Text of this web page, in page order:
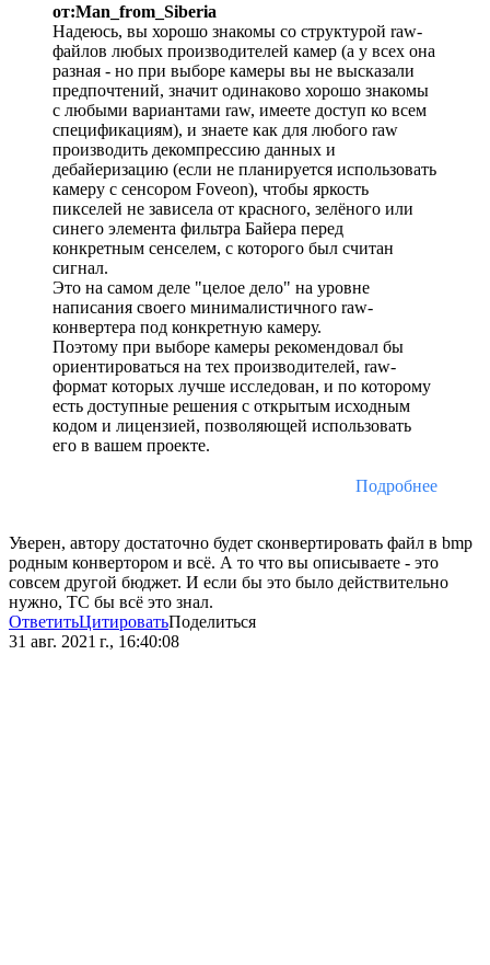
от:Man_from_Siberia
Надеюсь, вы хорошо знакомы со структурой raw-
файлов любых производителей камер (а у всех она
разная - но при выборе камеры вы не высказали
предпочтений, значит одинаково хорошо знакомы
с любыми вариантами raw, имеете доступ ко всем
спецификациям), и знаете как для любого raw
производить декомпрессию данных и
дебайеризацию (если не планируется использовать
камеру с сенсором Foveon), чтобы яркость
пикселей не зависела от красного, зелёного или
синего элемента фильтра Байера перед
конкретным сенселем, с которого был считан
сигнал.
Это на самом деле "целое дело" на уровне
написания своего минималистичного raw-
конвертера под конкретную камеру.
Поэтому при выборе камеры рекомендовал бы
ориентироваться на тех производителей, raw-
формат которых лучше исследован, и по которому
есть доступные решения с открытым исходным
кодом и лицензией, позволяющей использовать
его в вашем проекте.
Подробнее
Уверен, автору достаточно будет сконвертировать файл в bmp
родным конвертором и всё. А то что вы описываете - это
совсем другой бюджет. И если бы это было действительно
нужно, ТС бы всё это знал.
ОтветитьЦитироватьПоделиться
31 авг. 2021 г., 16:40:08